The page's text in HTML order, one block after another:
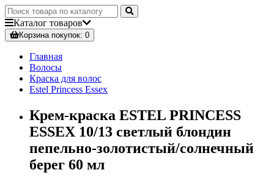
Каталог товаров
Корзинапокупок: 0
Главная
Волосы
Краска для волос
Estel Princess Essex
Крем-краска ESTEL PRINCESS
ESSEX 10/13 светлый блондин
пепельно-золотистый/солнечный
берег 60 мл